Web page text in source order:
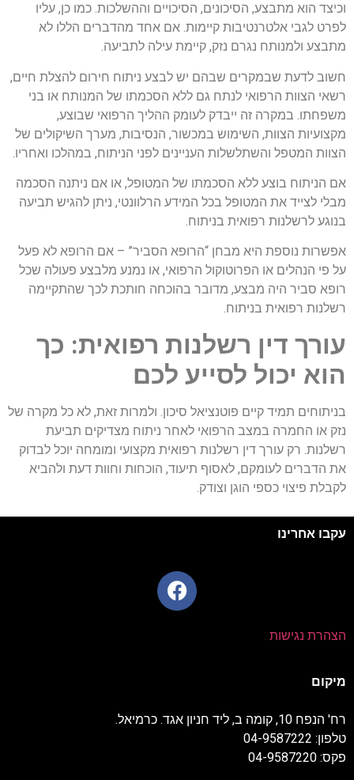
וכיצד הוא מתבצע, הסיכונים, הסיכויים וההשלכות. כמו כן, עליו
לפרט לגבי אלטרנטיבות קיימות. אם אחד מהדברים הללו לא
מתבצע ולמנותח נגרם נזק, קיימת עילה לתביעה.
חשוב לדעת שבמקרים שבהם יש לבצע ניתוח חירום להצלת חיים,
רשאי הצוות הרפואי לנתח גם ללא הסכמתו של המנותח או בני
משפחתו. במקרה זה ייבדק לעומק ההליך הרפואי שבוצע,
מקצועיות הצוות, השימוש במכשור, הנסיבות, מערך השיקולים של
הצוות המטפל והשתלשלות העניינים לפני הניתוח, במהלכו ואחריו.
אם הניתוח בוצע ללא הסכמתו של המטופל, או אם ניתנה הסכמה
מבלי לצייד את המטופל בכל המידע הרלוונטי, ניתן להגיש תביעה
בנוגע לרשלנות רפואית בניתוח.
אפשרות נוספת היא מבחן “הרופא הסביר” – אם הרופא לא פעל
על פי הנהלים או הפרוטוקול הרפואי, או נמנע מלבצע פעולה שכל
רופא סביר היה מבצע, מדובר בהוכחה חותכת לכך שהתקיימה
רשלנות רפואית בניתוח.
עורך דין רשלנות רפואית: כך
הוא יכול לסייע לכם
בניתוחים תמיד קיים פוטנציאל סיכון. ולמרות זאת, לא כל מקרה של
נזק או החמרה במצב הרפואי לאחר ניתוח מצדיקים תביעת
רשלנות. רק עורך דין רשלנות רפואית מקצועי ומומחה יוכל לבדוק
את הדברים לעומקם, לאסוף תיעוד, הוכחות וחוות דעת ולהביא
לקבלת פיצוי כספי הוגן וצודק.
עקבו אחרינו
הצהרת נגישות
מיקום
רח' הנפח 10, קומה ב, ליד חניון אגד. כרמיאל.
טלפון: 04-9587222
פקס: 04-9587220